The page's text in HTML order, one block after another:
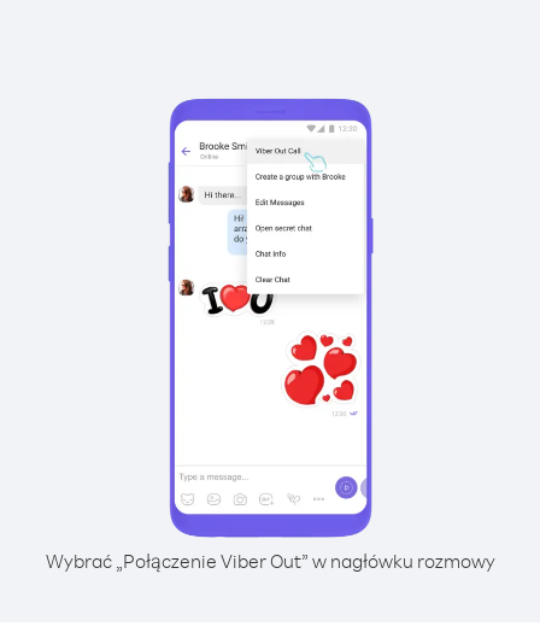
Wybrać „Połączenie Viber Out” w nagłówku rozmowy